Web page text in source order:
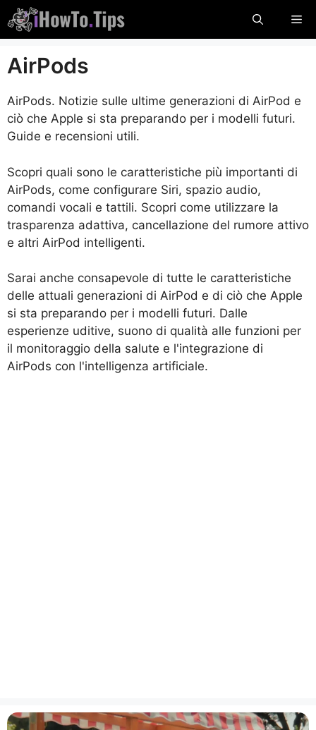
Salta
al
contenuto
AirPods
AirPods. Notizie sulle ultime generazioni di AirPod e
ciò che Apple si sta preparando per i modelli futuri.
Guide e recensioni utili.
Scopri quali sono le caratteristiche più importanti di
AirPods, come configurare Siri, spazio audio,
comandi vocali e tattili. Scopri come utilizzare la
trasparenza adattiva, cancellazione del rumore attivo
e altri AirPod intelligenti.
Sarai anche consapevole di tutte le caratteristiche
delle attuali generazioni di AirPod e di ciò che Apple
si sta preparando per i modelli futuri. Dalle
esperienze uditive, suono di qualità alle funzioni per
il monitoraggio della salute e l'integrazione di
AirPods con l'intelligenza artificiale.